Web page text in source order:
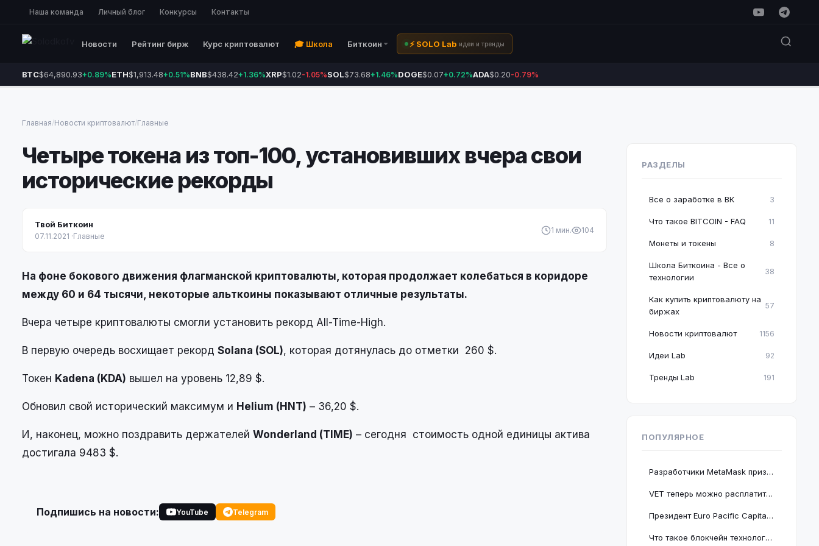
Наша команда Личный блог Конкурсы Контакты
Новости Рейтинг бирж Курс криптовалют 🎓 Школа Биткоин ⚡ SOLO Lab идеи и тренды
BTC$64,890.93+0.89%ETH$1,913.48+0.51%BNB$438.42+1.36%XRP$1.02-1.05%SOL$73.68+1.46%DOGE$0.07+0.72%ADA$0.20-0.79%
Главная/Новости криптовалют/Главные
Четыре токена из топ-100, установивших вчера свои
исторические рекорды
Твой Биткоин
07.11.2021 ·Главные
1 мин. 104
На фоне бокового движения флагманской криптовалюты, которая продолжает колебаться в коридоре
между 60 и 64 тысячи, некоторые альткоины показывают отличные результаты.
Вчера четыре криптовалюты смогли установить рекорд All-Time-High.
В первую очередь восхищает рекорд Solana (SOL), которая дотянулась до отметки 260 $.
Токен Kadena (KDA) вышел на уровень 12,89 $.
Обновил свой исторический максимум и Helium (HNT) – 36,20 $.
И, наконец, можно поздравить держателей Wonderland (TIME) – сегодня стоимость одной единицы актива
достигала 9483 $.
Подпишись на новости: YouTube Telegram
РАЗДЕЛЫ
Все о заработке в ВК 3
Что такое BITCOIN - FAQ 11
Монеты и токены 8
Школа Биткоина - Все о
технологии
38
Как купить криптовалюту на
биржах
57
Новости криптовалют 1156
Идеи Lab 92
Тренды Lab 191
ПОПУЛЯРНОЕ
Разработчики MetaMask призвали пользователей срочно обновить браузер Google Chrome
VET теперь можно расплатиться в 2 миллионах магазинов, проект подключается к BNB Chain
Президент Euro Pacific Capital заявил, что крах криптовалютного рынка полезен для экономики
Что такое блокчейн технология: принцип работы и краткое руководство